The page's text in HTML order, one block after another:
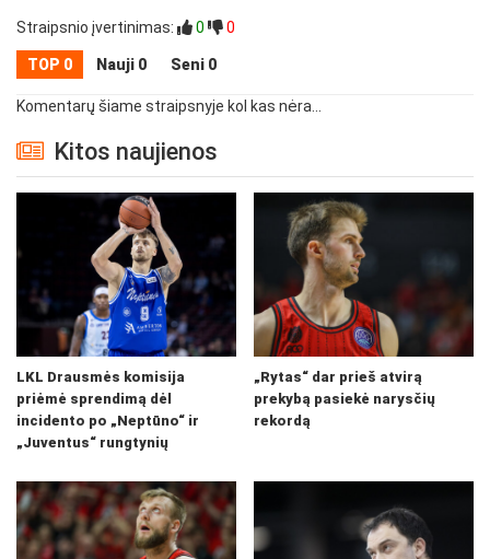
Straipsnio įvertinimas: 0 0
TOP 0 Nauji 0 Seni 0
Komentarų šiame straipsnyje kol kas nėra...
Kitos naujienos
LKL Drausmės komisija
priėmė sprendimą dėl
incidento po „Neptūno“ ir
„Juventus“ rungtynių
„Rytas“ dar prieš atvirą
prekybą pasiekė narysčių
rekordą